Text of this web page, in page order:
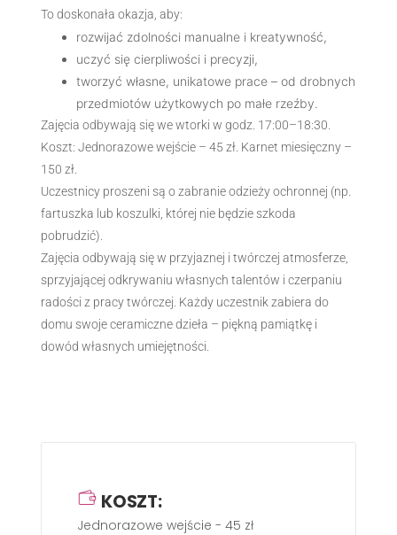
To doskonała okazja, aby:
rozwijać zdolności manualne i kreatywność,
uczyć się cierpliwości i precyzji,
tworzyć własne, unikatowe prace – od drobnych
przedmiotów użytkowych po małe rzeźby.
Zajęcia odbywają się we wtorki w godz. 17:00–18:30.
Koszt: Jednorazowe wejście – 45 zł. Karnet miesięczny –
150 zł.
Uczestnicy proszeni są o zabranie odzieży ochronnej (np.
fartuszka lub koszulki, której nie będzie szkoda
pobrudzić).
Zajęcia odbywają się w przyjaznej i twórczej atmosferze,
sprzyjającej odkrywaniu własnych talentów i czerpaniu
radości z pracy twórczej. Każdy uczestnik zabiera do
domu swoje ceramiczne dzieła – piękną pamiątkę i
dowód własnych umiejętności.
KOSZT:
Jednorazowe wejście - 45 zł